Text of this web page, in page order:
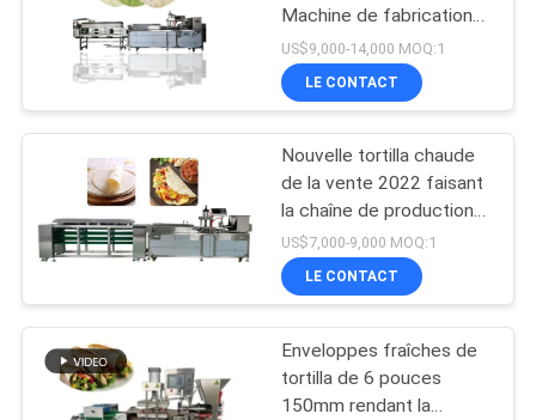
Machine de fabrication
de tortillas automatique
BP-650
US$9,000-14,000 MOQ:1
LE CONTACT
Nouvelle tortilla chaude
de la vente 2022 faisant
la chaîne de production
de tortilla de la machine
BP-550
US$7,000-9,000 MOQ:1
LE CONTACT
Enveloppes fraîches de
tortilla de 6 pouces
150mm rendant la